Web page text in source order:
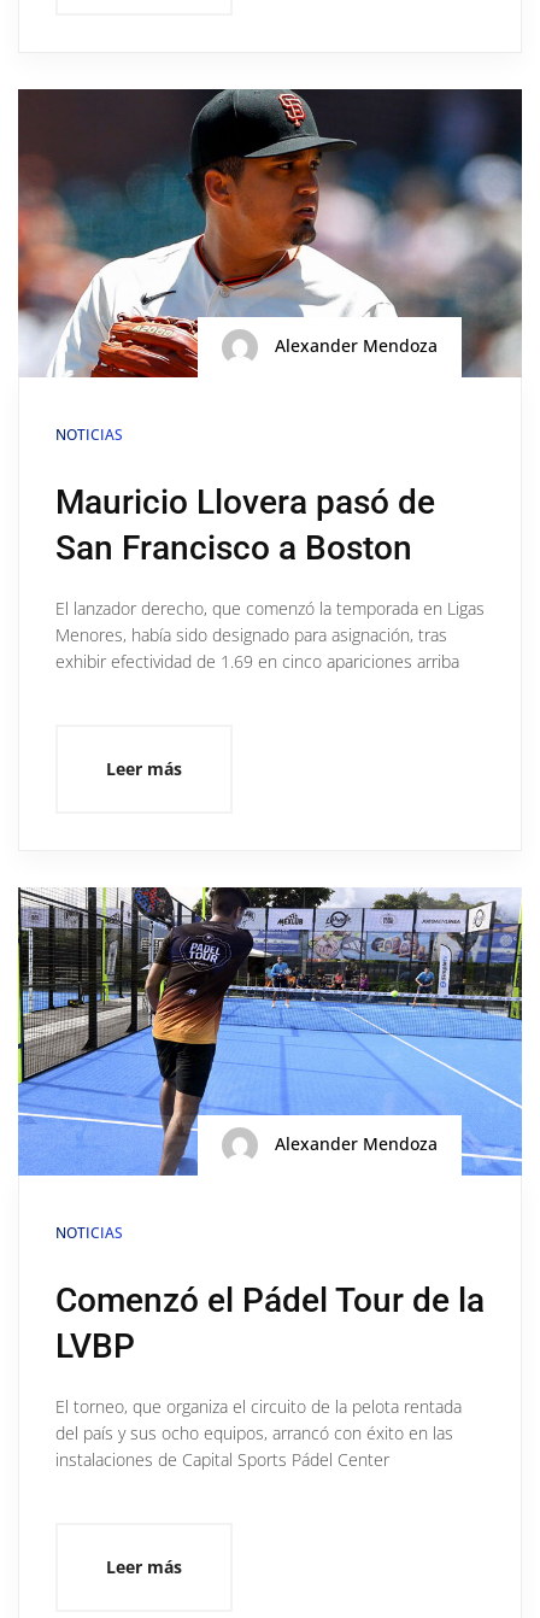
Alexander Mendoza
NOTICIAS
Mauricio Llovera pasó de
San Francisco a Boston
El lanzador derecho, que comenzó la temporada en Ligas
Menores, había sido designado para asignación, tras
exhibir efectividad de 1.69 en cinco apariciones arriba
Leer más
Alexander Mendoza
NOTICIAS
Comenzó el Pádel Tour de la
LVBP
El torneo, que organiza el circuito de la pelota rentada
del país y sus ocho equipos, arrancó con éxito en las
instalaciones de Capital Sports Pádel Center
Leer más